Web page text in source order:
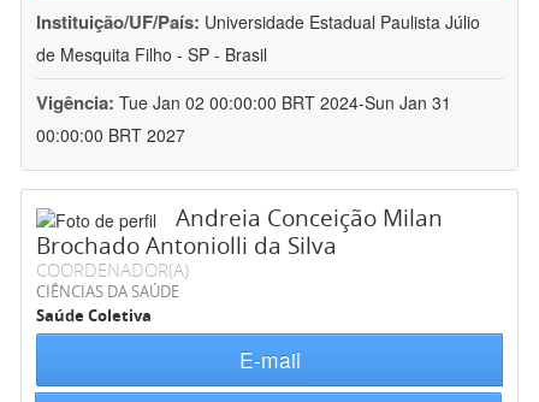
Instituição/UF/País: Universidade Estadual Paulista Júlio
de Mesquita Filho - SP - Brasil
Vigência: Tue Jan 02 00:00:00 BRT 2024-Sun Jan 31
00:00:00 BRT 2027
Andreia Conceição Milan
Brochado Antoniolli da Silva
COORDENADOR(A)
CIÊNCIAS DA SAÚDE
Saúde Coletiva
E-mail